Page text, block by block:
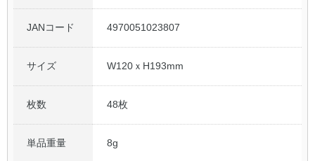
JANコード 4970051023807
サイズ W120ｘH193mm
枚数 48枚
単品重量 8g